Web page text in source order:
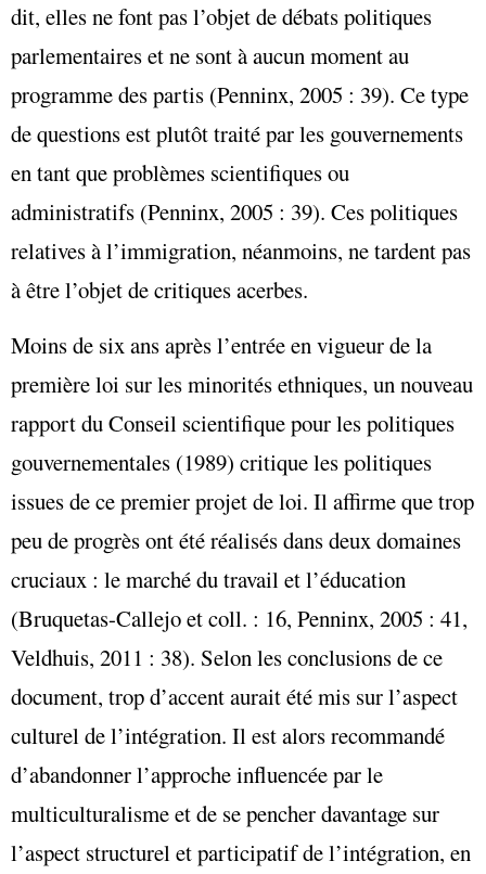
dit, elles ne font pas l’objet de débats politiques
parlementaires et ne sont à aucun moment au
programme des partis (Penninx, 2005 : 39). Ce type
de questions est plutôt traité par les gouvernements
en tant que problèmes scientifiques ou
administratifs (Penninx, 2005 : 39). Ces politiques
relatives à l’immigration, néanmoins, ne tardent pas
à être l’objet de critiques acerbes.
Moins de six ans après l’entrée en vigueur de la
première loi sur les minorités ethniques, un nouveau
rapport du Conseil scientifique pour les politiques
gouvernementales (1989) critique les politiques
issues de ce premier projet de loi. Il affirme que trop
peu de progrès ont été réalisés dans deux domaines
cruciaux : le marché du travail et l’éducation
(Bruquetas-Callejo et coll. : 16, Penninx, 2005 : 41,
Veldhuis, 2011 : 38). Selon les conclusions de ce
document, trop d’accent aurait été mis sur l’aspect
culturel de l’intégration. Il est alors recommandé
d’abandonner l’approche influencée par le
multiculturalisme et de se pencher davantage sur
l’aspect structurel et participatif de l’intégration, en